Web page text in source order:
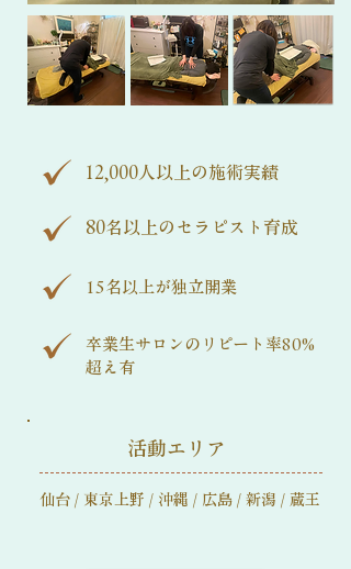
12,000人以上の施術実績
80名以上のセラピスト育成
15名以上が独立開業
卒業生サロンのリピート率80%
超え有
活動エリア
仙台 / 東京上野 / 沖縄 / 広島 / 新潟 / 蔵王